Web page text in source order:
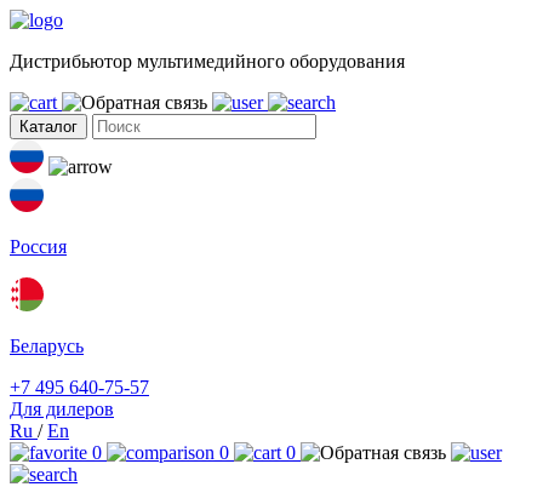
Дистрибьютор мультимедийного оборудования
Каталог
Россия
Беларусь
+7 495 640-75-57
Для дилеров
Ru /En
0
0 0